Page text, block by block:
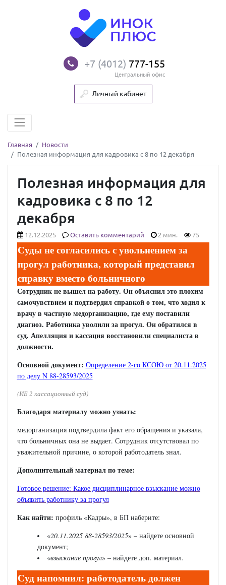
+7 (4012) 777-155
Центральный офис
Личный кабинет
Главная
Новости
Полезная информация для кадровика с 8 по 12 декабря
Полезная информация для
кадровика с 8 по 12
декабря
12.12.2025 Оставить комментарий 2 мин. 75
Суды не согласились с увольнением за
прогул работника, который представил
справку вместо больничного
Сотрудник не вышел на работу. Он объяснил это плохим
самочувствием и подтвердил справкой о том, что ходил к
врачу в частную медорганизацию, где ему поставили
диагноз. Работника уволили за прогул. Он обратился в
суд. Апелляция и кассация восстановили специалиста в
должности.
Основной документ: Определение 2-го КСОЮ от 20.11.2025
по делу N 88-28593/2025
(ИБ 2 кассационный суд)
Благодаря материалу можно узнать:
медорганизация подтвердила факт его обращения и указала,
что больничных она не выдает. Сотрудник отсутствовал по
уважительной причине, о которой работодатель знал.
Дополнительный материал по теме:
Готовое решение: Какое дисциплинарное взыскание можно
объявить работнику за прогул
Как найти: профиль «Кадры», в БП наберите:
«20.11.2025 88-28593/2025» – найдете основной
документ;
«взыскание прогул» – найдете доп. материал.
Суд напомнил: работодатель должен